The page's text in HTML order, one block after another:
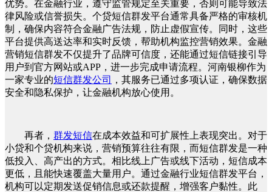
优势。在金融行业，遵守监管规定至关重要，否则可能导致法
律风险或信誉损失。个贷短信群发平台通常具备严格的审核机
制，确保内容符合金融广告法规，防止虚假宣传。同时，这些
平台提供高送达率和实时反馈，帮助机构监控营销效果。金融
营销短信群发不仅提升了品牌可信度，还能通过短信链接引导
用户到官方网站或APP，进一步完成申请流程。河南银柳作为
一家专业的短信群发公司
，其服务已通过多项认证，确保数据
安全和隐私保护，让金融机构放心使用。
再者， 群发短信在成本效益和可扩展性上表现突出。对于
小贷和个贷机构来说，营销预算往往有限，而短信群发是一种
低投入、高产出的方式。相比线上广告或线下活动，短信成本
更低，且能快速覆盖大量用户。通过金融行业短信群发平台，
机构可以定期发送促销信息或还款提醒，增强客户黏性。此